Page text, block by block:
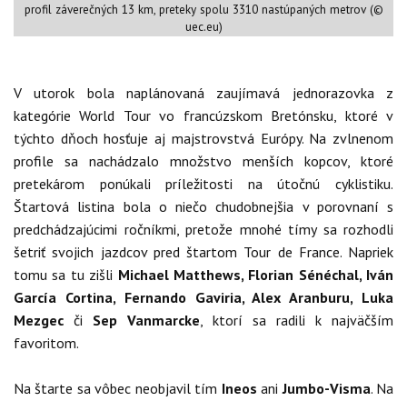
profil záverečných 13 km, preteky spolu 3310 nastúpaných metrov (©
uec.eu)
V utorok bola naplánovaná zaujímavá jednorazovka z
kategórie World Tour vo francúzskom Bretónsku, ktoré v
týchto dňoch hosťuje aj majstrovstvá Európy. Na zvlnenom
profile sa nachádzalo množstvo menších kopcov, ktoré
pretekárom ponúkali príležitosti na útočnú cyklistiku.
Štartová listina bola o niečo chudobnejšia v porovnaní s
predchádzajúcimi ročníkmi, pretože mnohé tímy sa rozhodli
šetriť svojich jazdcov pred štartom Tour de France. Napriek
tomu sa tu zišli Michael Matthews, Florian Sénéchal, Iván
García Cortina, Fernando Gaviria, Alex Aranburu, Luka
Mezgec či Sep Vanmarcke, ktorí sa radili k najväčším
favoritom.
Na štarte sa vôbec neobjavil tím Ineos aniJumbo-Visma. Na